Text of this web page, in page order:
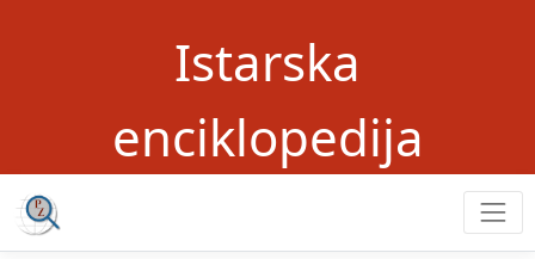
Istarska
enciklopedija